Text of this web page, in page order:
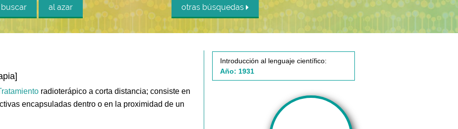
buscar al azar otras búsquedas
radioterápico a corta distancia; consiste en
encapsuladas dentro o en la proximidad de un
Introducción al lenguaje científico:
Año: 1931